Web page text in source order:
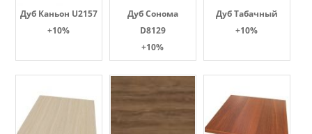
Дуб Каньон U2157
+10%
Дуб Сонома
D8129
+10%
Дуб Табачный
+10%